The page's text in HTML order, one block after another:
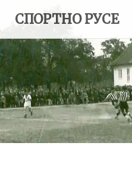
content
СПОРТНО РУСЕ